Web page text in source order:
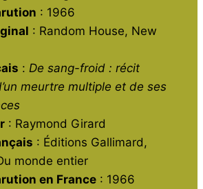
: 1966
: Random House, New
: De sang-froid : récit
meurtre multiple et de ses
: Raymond Girard
: Éditions Gallimard,
monde entier
en France : 1966